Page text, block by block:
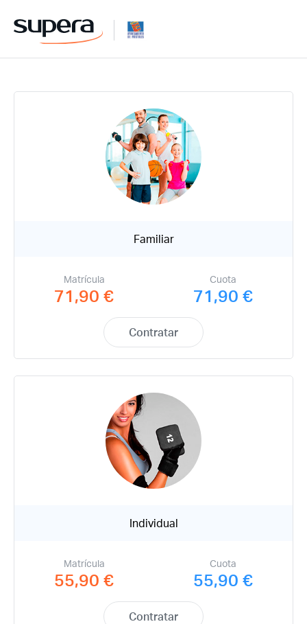
Familiar
Matrícula
71,90 €
Cuota
71,90 €
Contratar
Individual
Matrícula
55,90 €
Cuota
55,90 €
Contratar